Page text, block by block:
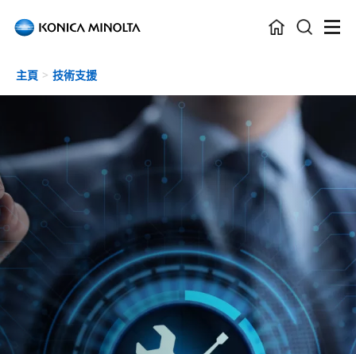
Skip to main content
主頁 技術支援